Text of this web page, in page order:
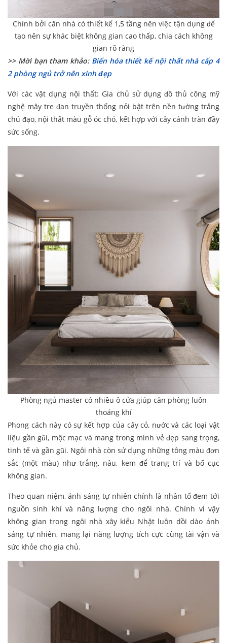
Chính bởi căn nhà có thiết kế 1,5 tầng nên việc tận dụng để
tạo nên sự khác biệt không gian cao thấp, chia cách không
gian rõ ràng
>> Mời bạn tham khảo: Biến hóa thiết kế nội thất nhà cấp 4
2 phòng ngủ trở nên xinh đẹp
Với các vật dụng nội thất: Gia chủ sử dụng đồ thủ công mỹ
nghệ mây tre đan truyền thống nỏi bật trên nền tường trắng
chủ đạo, nội thất màu gỗ óc chó, kết hợp với cây cảnh tràn đầy
sức sống.
Phòng ngủ master có nhiều ô cửa giúp căn phòng luôn
thoáng khí
Phong cách này có sự kết hợp của cây cỏ, nước và các loại vật
liệu gần gũi, mộc mạc và mang trong mình vẻ đẹp sang trọng,
tinh tế và gần gũi. Ngôi nhà còn sử dụng những tông màu đơn
sắc (một màu) như trắng, nâu, kem để trang trí và bố cục
không gian.
Theo quan niệm, ánh sáng tự nhiên chính là nhân tố đem tới
nguồn sinh khí và năng lượng cho ngôi nhà. Chính vì vậy
không gian trong ngôi nhà xây kiểu Nhật luôn dồi dào ánh
sáng tự nhiên, mang lại năng lượng tích cực cùng tài vận và
sức khỏe cho gia chủ.